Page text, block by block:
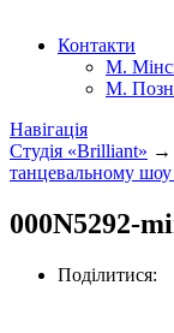
Контакти
М.
М.
Навігація
Студія «Brilliant» →
танцевальному
000N5292-
Поділитися: